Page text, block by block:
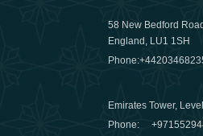
58 New Bedford
England, LU1 1SH
Phone:
Emirates Tower,
Phone: